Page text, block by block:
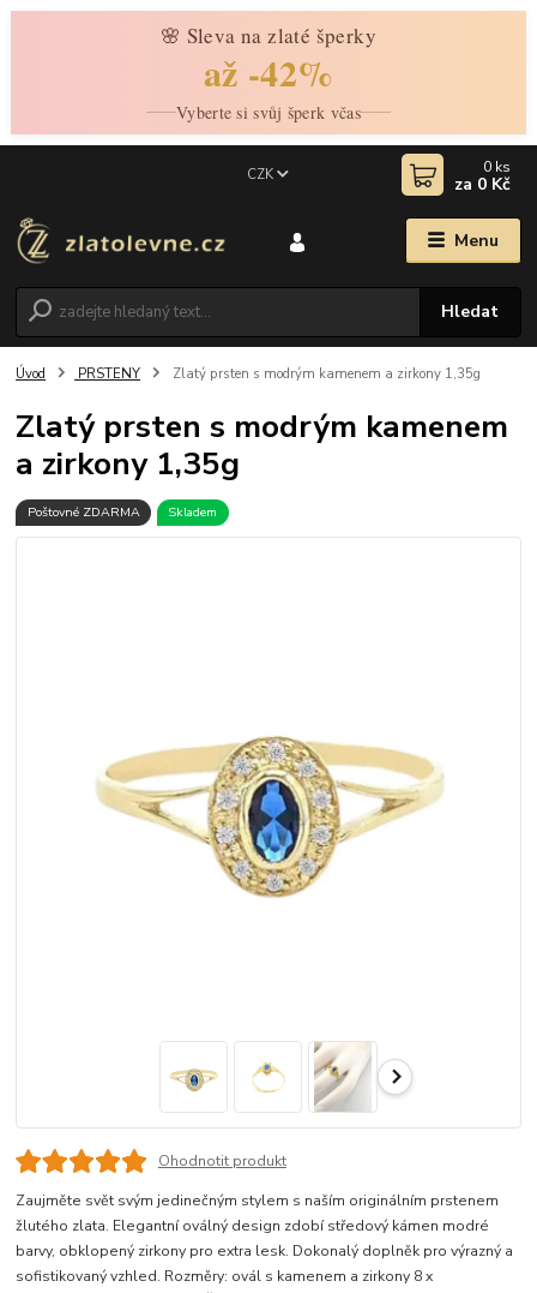
🌸 Sleva na zlaté šperky
až -42%
Vyberte si svůj šperk včas
Menu
CZK
Hledat
0 ks
za 0 Kč
Úvod PRSTENY Zlatý prsten s modrým kamenem a zirkony 1,35g
Zlatý prsten s modrým kamenem
a zirkony 1,35g
Poštovné ZDARMA Skladem
Ohodnotit produkt
Zaujměte svět svým jedinečným stylem s naším originálním prstenem
žlutého zlata. Elegantní oválný design zdobí středový kámen modré
barvy, obklopený zirkony pro extra lesk. Dokonalý doplněk pro výrazný a
sofistikovaný vzhled. Rozměry: ovál s kamenem a zirkony 8 x